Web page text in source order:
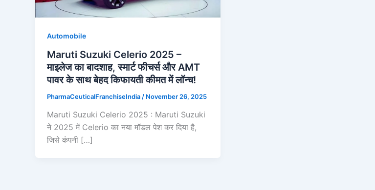
Automobile
Maruti Suzuki Celerio 2025 –
माइलेज का बादशाह, स्मार्ट फीचर्स और AMT
पावर के साथ बेहद किफायती कीमत में लॉन्च!
PharmaCeuticalFranchiseIndia / November 26, 2025
Maruti Suzuki Celerio 2025 : Maruti Suzuki
ने 2025 में Celerio का नया मॉडल पेश कर दिया है,
जिसे कंपनी […]